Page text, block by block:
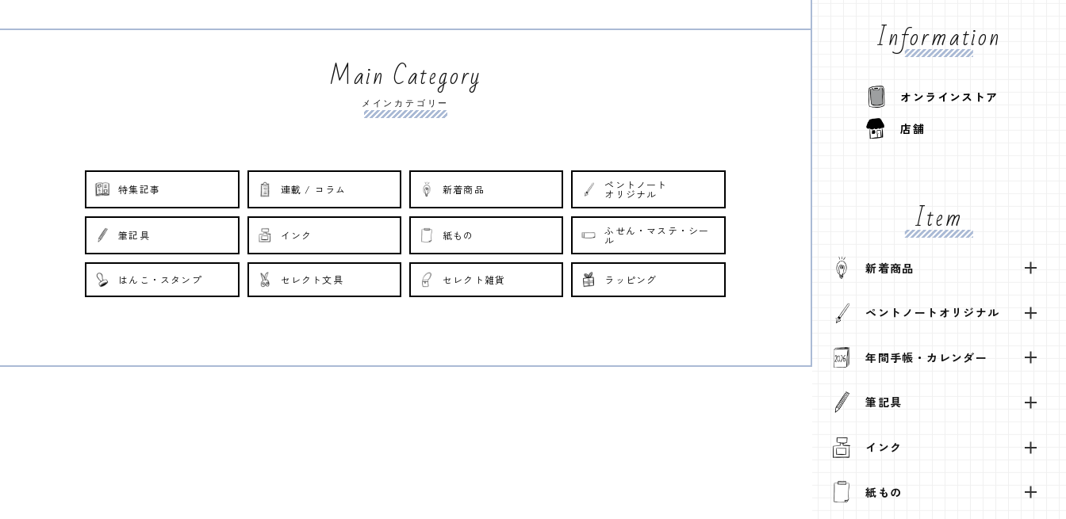
Main Category
メインカテゴリー
特集記事 連載 / コラム 新着商品 ペントノート
オリジナル
筆記具 インク 紙もの ふせん・マステ・シー
ル
はんこ・スタンプ セレクト文具 セレクト雑貨 ラッピング
Information
オンラインストア
店舗
Item
新着商品
ペントノートオリジナル
年間手帳・カレンダー
筆記具
インク
紙もの